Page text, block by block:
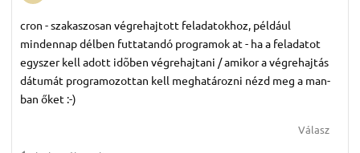
cron - szakaszosan végrehajtott feladatokhoz, például
mindennap délben futtatandó programok at - ha a feladatot
egyszer kell adott idõben végrehajtani / amikor a végrehajtás
dátumát programozottan kell meghatározni nézd meg a man-
ban őket :-)
Válasz